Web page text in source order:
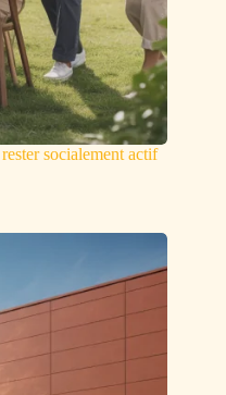
socialement actif